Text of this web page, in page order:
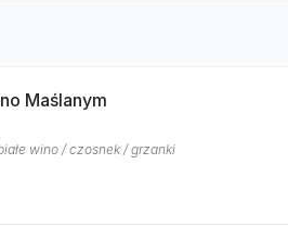
Maślanym
wino / czosnek / grzanki